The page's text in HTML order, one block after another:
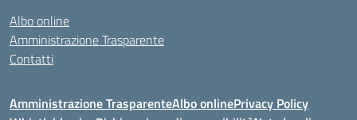
Albo online
Amministrazione Trasparente
Contatti
Amministrazione TrasparenteAlbo onlinePrivacy Policy